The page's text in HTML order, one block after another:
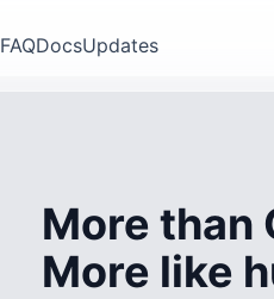
FAQDocsUpdates
More than
More like